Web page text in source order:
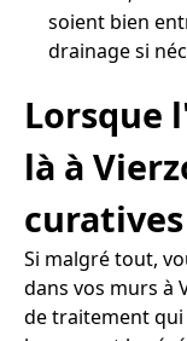
soient bien
drainage si
Lorsque
là à
curatives
Si malgré tout,
dans vos murs à
de traitement